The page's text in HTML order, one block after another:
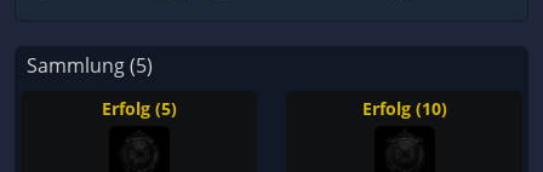
Sammlung (5)
Erfolg (5) Erfolg (10)